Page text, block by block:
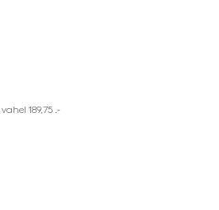
189,75 .-